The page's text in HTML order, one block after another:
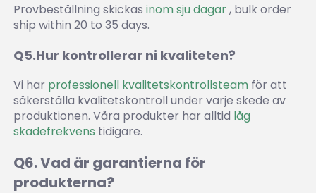
Provbeställning skickas inom sju dagar , bulk order
ship within 20 to 35 days.
Q5.Hur kontrollerar ni kvaliteten?
Vi har professionell kvalitetskontrollsteam för att
säkerställa kvalitetskontroll under varje skede av
produktionen. Våra produkter har alltid låg
skadefrekvens tidigare.
Q6. Vad är garantierna för
produkterna?